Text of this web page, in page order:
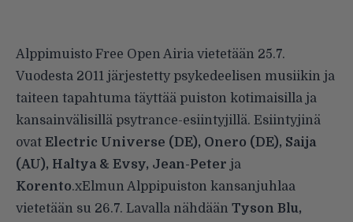
Alppimuisto Free Open Airia vietetään 25.7.
Vuodesta 2011 järjestetty psykedeelisen musiikin ja
taiteen tapahtuma täyttää puiston kotimaisilla ja
kansainvälisillä psytrance-esiintyjillä. Esiintyjinä
ovat Electric Universe (DE), Onero (DE), Saija
(AU), Haltya & Evsy, Jean-Peter ja
Korento.xElmun Alppipuiston kansanjuhlaa
vietetään su 26.7. Lavalla nähdään Tyson Blu,